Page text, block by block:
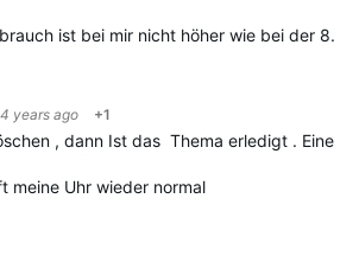
ist bei mir nicht höher wie bei der
years ago +1
, dann Ist das Thema erledigt . Eines
meine Uhr wieder normal